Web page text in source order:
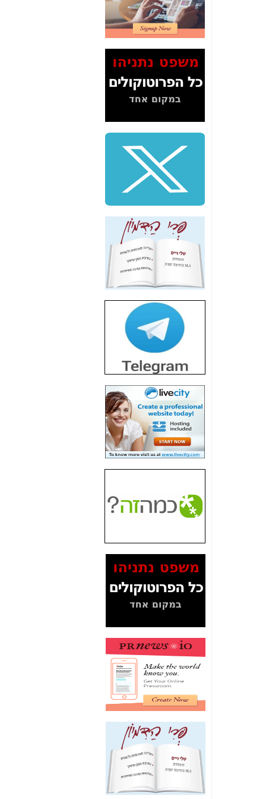
2" על תעלולי השר
משה כחלון -כאן
הסלולר" ואיך מסרסים
את הנתונים לציבור -
כאן
סיכום ביקור בסיליקון
שלמה פילבר (עד
לאחרונה מנכ"ל משרד
התקשורת) - עד
מדינה? הצחקתם
"יש אפליה בחקירה"?
חשיפה: למה השר
משה כחלון לא נחקר
עד היום? -
כאן
הדומה לזו של "תיק
4000" אך בתחום
הסלולר -
חשיפת מה שלא
רוצים שתדעו בעניין
פריסת אנלימיטד
(בניחוח בלתי נסבל) -
כאן
חשיפה: איוב קרא
אישר לקבוצת סלקום
בדיוק מה שביבי אישר
כאן
האם השר איוב קרא
היה צריך בכלל לחתום
על האישור, שנתן
האם ביבי וקרא קבלו
בכלל תמורה עבור
המסמכים בנושא בזק-
Yes (תיק 4000)
לאיש הלא נכון! -כאן
עובדות ומסמכים
האם ביבי כשר
תקשורת עזר לקב'
בזק? -כאן
מה מקור ה-Fake
News שהביא לתפירת
תיק לביבי והעלמת
החשודים הנכונים -כאן
אחת הרגליים של "תיק
4000 התפור"
התמוטטה היום
בניצחון (כפול) של בזק
כאן
איך כתבות מפנקות